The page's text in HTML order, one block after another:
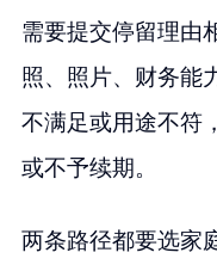
需要提交停留理由
照、照片、财务能
不满足或用途不符
或不予续期。
两条路径都要选家